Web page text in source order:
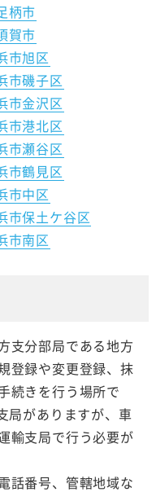
柄市
賀市
市旭区
市磯子区
市金沢区
市港北区
市瀬谷区
市鶴見区
市中区
市保土ケ谷区
市南区
支分部局である地方
登録や変更登録、抹
続きを行う場所で
局がありますが、車
輸支局で行う必要が
話番号、管轄地域な